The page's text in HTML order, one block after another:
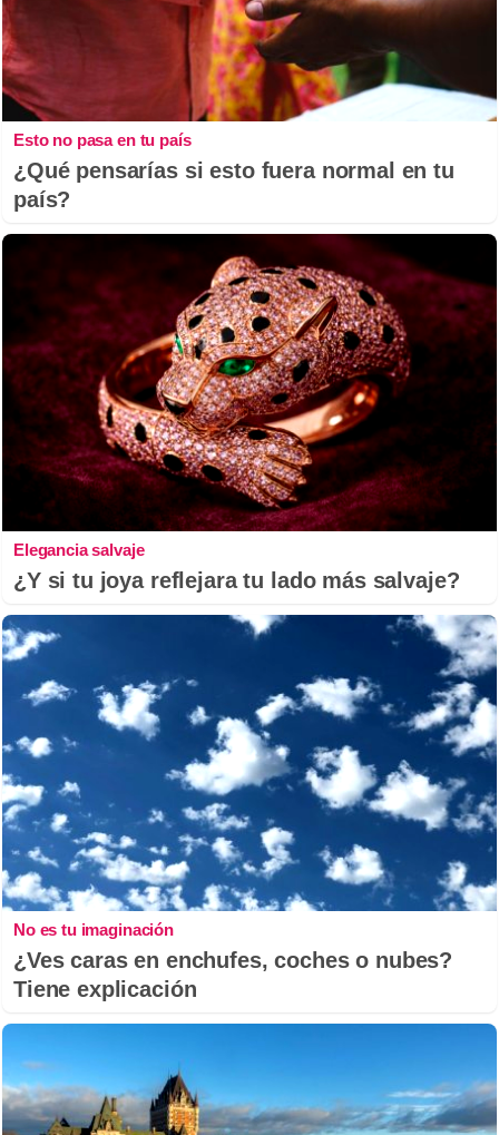
Esto no pasa en tu país
¿Qué pensarías si esto fuera normal en tu
país?
Elegancia salvaje
¿Y si tu joya reflejara tu lado más salvaje?
No es tu imaginación
¿Ves caras en enchufes, coches o nubes?
Tiene explicación